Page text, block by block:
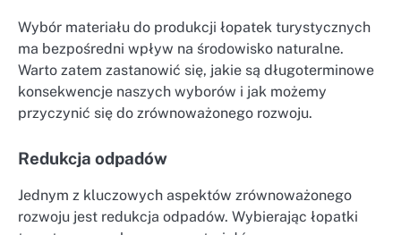
Wybór materiału do produkcji łopatek turystycznych
ma bezpośredni wpływ na środowisko naturalne.
Warto zatem zastanowić się, jakie są długoterminowe
konsekwencje naszych wyborów i jak możemy
przyczynić się do zrównoważonego rozwoju.
Redukcja odpadów
Jednym z kluczowych aspektów zrównoważonego
rozwoju jest redukcja odpadów. Wybierając łopatki